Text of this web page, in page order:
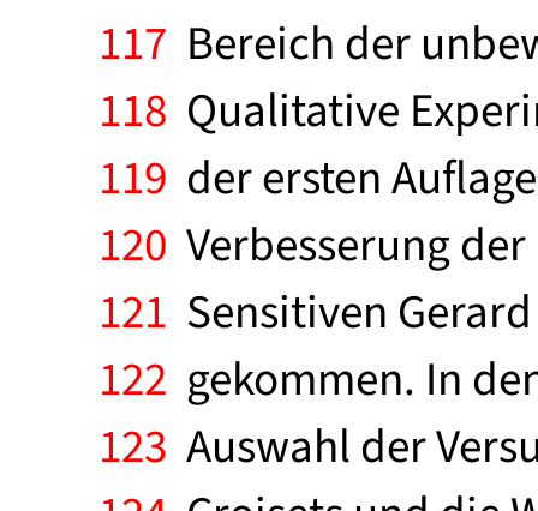
117 Bereich der
118 Qualitative
119 der ersten
120 Verbesserung
121 Sensitiven
122 gekommen. In
123 Auswahl der